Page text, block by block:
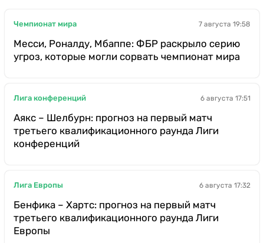
Чемпионат мира 7 августа 19:58
Месси, Роналду, Мбаппе: ФБР раскрыло серию
угроз, которые могли сорвать чемпионат мира
Лига конференций 6 августа 17:51
Аякс – Шелбурн: прогноз на первый матч
третьего квалификационного раунда Лиги
конференций
Лига Европы 6 августа 17:32
Бенфика – Хартс: прогноз на первый матч
третьего квалификационного раунда Лиги
Европы